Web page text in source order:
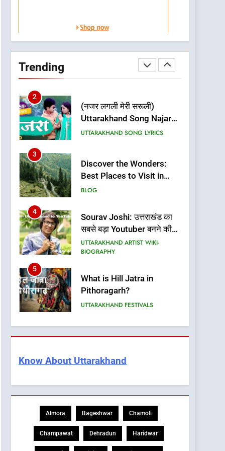
Trending
1
Best Home Stay in
Best Places to Stay in
2
(नजर लगली मेरी सरूली)
Uttarakhand Song Najar
Lagali Meri Saruli Lyrics
UTTARAKHAND SONG LYRICS
3
Discover the Wonders:
Best Places to Visit in
Uttarakhand
BLOG
4
Sourav Joshi: उत्तराखंड का
सबसे बड़ा Youtuber बनने की
कहानी
UTTARAKHAND ARTIST WIKI-
BIOGRAPHY
5
What is Hill Jatra in
Pithoragarh?
UTTARAKHAND FESTIVALS
6
Kausani Uttarakhand:
Never Before!
UTTARAKHAND TRAVEL GUIDE
7
What is UCC in
Uttarakhand? उत्तराखंड UCC
क्या है?
BLOG
8
Know About Uttarakhand
Almora Bageshwar Chamoli
Champawat Dehradun Haridwar